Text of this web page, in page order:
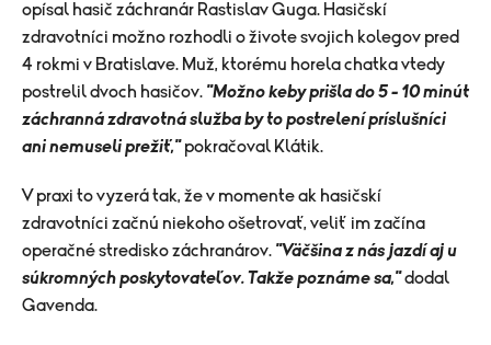
opísal hasič záchranár Rastislav Guga. Hasičskí
zdravotníci možno rozhodli o živote svojich kolegov pred
4 rokmi v Bratislave. Muž, ktorému horela chatka vtedy
postrelil dvoch hasičov. "Možno keby prišla do 5 - 10 minút
záchranná zdravotná služba by to postrelení príslušníci
ani nemuseli prežiť,"pokračoval Klátik.
V praxi to vyzerá tak, že v momente ak hasičskí
zdravotníci začnú niekoho ošetrovať, veliť im začína
operačné stredisko záchranárov. "Väčšina z nás jazdí aj u
súkromných poskytovateľov. Takže poznáme sa,"dodal
Gavenda.